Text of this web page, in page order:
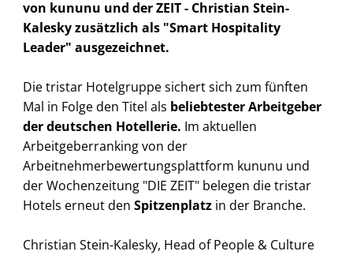
von kununu und der ZEIT - Christian Stein-
Kalesky zusätzlich als "Smart Hospitality
Leader" ausgezeichnet.
Die tristar Hotelgruppe sichert sich zum fünften
Mal in Folge den Titel als beliebtester Arbeitgeber
der deutschen Hotellerie. Im aktuellen
Arbeitgeberranking von der
Arbeitnehmerbewertungsplattform kununu und
der Wochenzeitung "DIE ZEIT" belegen die tristar
Hotels erneut den Spitzenplatz in der Branche.
Christian Stein-Kalesky, Head of People & Culture